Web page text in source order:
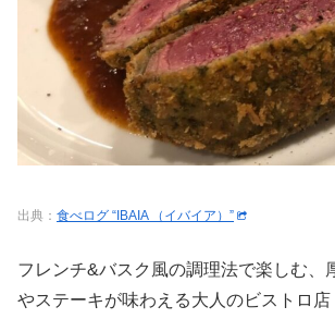
出典： 食べログ “IBAIA （イバイア）”
フレンチ&バスク風の調理法で楽しむ、
やステーキが味わえる大人のビストロ店